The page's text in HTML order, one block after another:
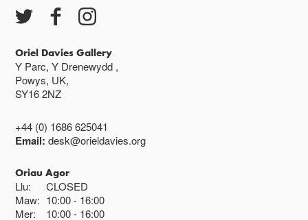
Oriel Davies Gallery
Y Parc, Y Drenewydd ,
Powys, UK,
SY16 2NZ
+44 (0) 1686 625041
Email:desk@orieldavies.org
Oriau Agor
Llu:
CLOSED
Maw: 10:00 16:00
Mer:
10:00 16:00